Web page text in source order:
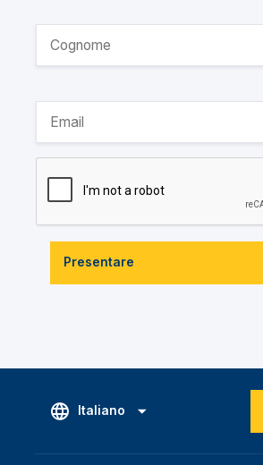
Presentare
Italiano